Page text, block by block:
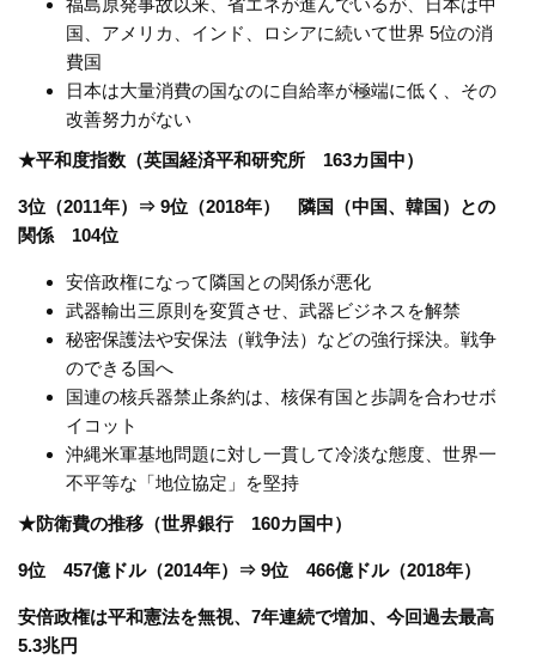
福島原発事故以来、省エネが進んでいるが、日本は中
国、アメリカ、インド、ロシアに続いて世界 5位の消
費国
日本は大量消費の国なのに自給率が極端に低く、その
改善努力がない
★平和度指数（英国経済平和研究所 163カ国中）
3位（2011年）⇒ 9位（2018年） 隣国（中国、韓国）との
関係 104位
安倍政権になって隣国との関係が悪化
武器輸出三原則を変質させ、武器ビジネスを解禁
秘密保護法や安保法（戦争法）などの強行採決。戦争
のできる国へ
国連の核兵器禁止条約は、核保有国と歩調を合わせボ
イコット
沖縄米軍基地問題に対し一貫して冷淡な態度、世界一
不平等な「地位協定」を堅持
★防衛費の推移（世界銀行 160カ国中）
9位 457億ドル（2014年）⇒ 9位 466億ドル（2018年）
安倍政権は平和憲法を無視、7年連続で増加、今回過去最高
5.3兆円